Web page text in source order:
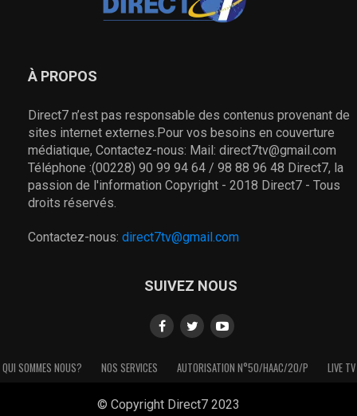
À PROPOS
Direct7 n’est pas responsable des contenus provenant de
sites internet externes.Pour vos besoins en couverture
médiatique, Contactez-nous: Mail: direct7tv@gmail.com
Téléphone :(00228) 90 99 94 64 / 98 88 96 48 Direct7, la
passion de l'information Copyright - 2018 Direct7 - Tous
droits réservés.
Contactez-nous: direct7tv@gmail.com
SUIVEZ NOUS
QUI SOMMES NOUS? NOS SERVICES AUTORISATION N°50/HAAC/20/P LIVE TV
© Copyright Direct7 2023